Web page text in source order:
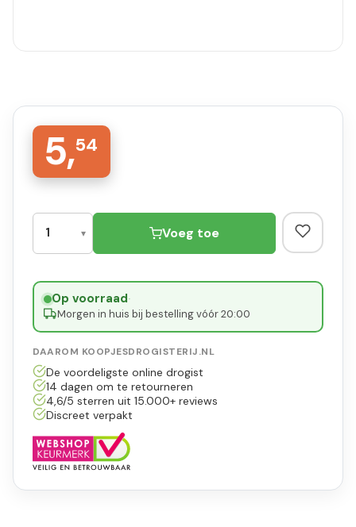
5,54
Voeg toe
Op voorraad·
Morgen in huis bij bestelling vóór 20:00
DAAROM KOOPJESDROGISTERIJ.NL
De voordeligste online drogist
14 dagen om te retourneren
4,6/5 sterren uit 15.000+ reviews
Discreet verpakt